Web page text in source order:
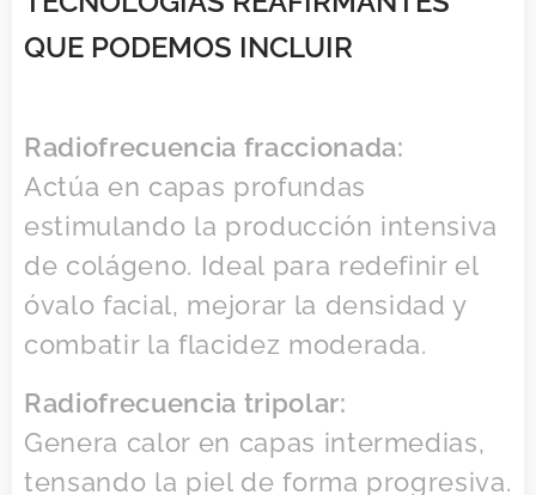
QUE PODEMOS INCLUIR
Radiofrecuencia fraccionada:
Actúa en capas profundas
estimulando la producción intensiva
de colágeno. Ideal para redefinir el
óvalo facial, mejorar la densidad y
combatir la flacidez moderada.
Radiofrecuencia tripolar:
Genera calor en capas intermedias,
tensando la piel de forma progresiva.